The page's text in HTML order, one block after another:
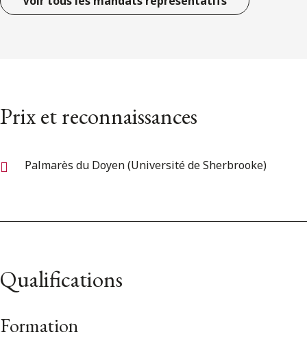
Prix et reconnaissances
Palmarès du Doyen (Université de Sherbrooke)
Qualifications
Formation